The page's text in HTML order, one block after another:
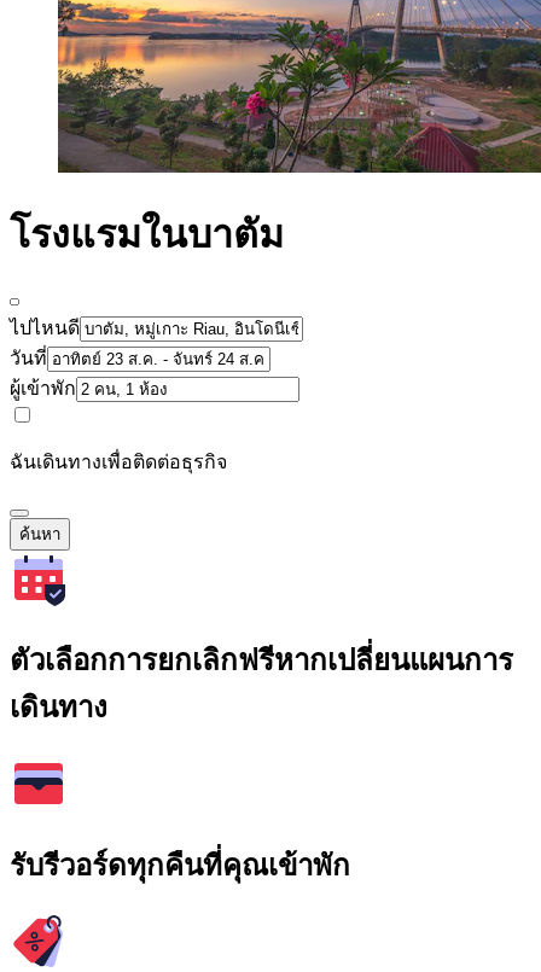
โรงแรมในบาตัม
ไปไหนดี
วันที่
ผู้เข้าพัก
ฉันเดินทางเพื่อติดต่อธุรกิจ
ค้นหา
ตัวเลือกการยกเลิกฟรีหากเปลี่ยนแผนการ
เดินทาง
รับรีวอร์ดทุกคืนที่คุณเข้าพัก